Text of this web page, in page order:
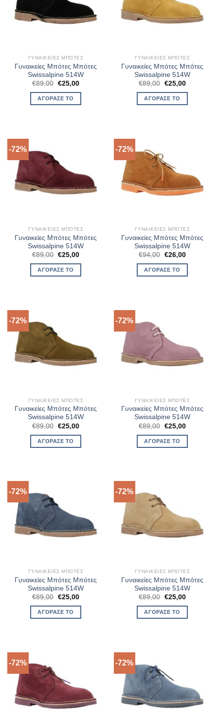
ΓΥΝΑΙΚΕΊΕΣ ΜΠΌΤΕΣ
Γυναικείες Μπότες Μπότες
Swissalpine 514W
€89,00 Original
was:
€89,00.
€25,00Η
ΑΓΌΡΑΣΈ ΤΟ
ΓΥΝΑΙΚΕΊΕΣ ΜΠΌΤΕΣ
Γυναικείες Μπότες Μπότες
Swissalpine 514W
€89,00 Original
was:
€89,00.
€25,00Η
ΑΓΌΡΑΣΈ ΤΟ
-72%
ΓΥΝΑΙΚΕΊΕΣ ΜΠΌΤΕΣ
Γυναικείες Μπότες Μπότες
Swissalpine 514W
€89,00 Original
was:
€89,00.
€25,00Η
ΑΓΌΡΑΣΈ ΤΟ
-72%
ΓΥΝΑΙΚΕΊΕΣ ΜΠΌΤΕΣ
Γυναικείες Μπότες Μπότες
Swissalpine 514W
€94,00 Original
was:
€94,00.
€26,00Η
ΑΓΌΡΑΣΈ ΤΟ
-72%
ΓΥΝΑΙΚΕΊΕΣ ΜΠΌΤΕΣ
Γυναικείες Μπότες Μπότες
Swissalpine 514W
€89,00 Original
price
was:
€89,00.
€25,00Η
τιμή
ΑΓΌΡΑΣΈ ΤΟ
-72%
ΓΥΝΑΙΚΕΊΕΣ ΜΠΌΤΕΣ
Γυναικείες Μπότες Μπότες
Swissalpine 514W
€89,00 Original
price
was:
€89,00.
€25,00Η
τιμή
ΑΓΌΡΑΣΈ ΤΟ
-72%
ΓΥΝΑΙΚΕΊΕΣ ΜΠΌΤΕΣ
Γυναικείες Μπότες Μπότες
Swissalpine 514W
€89,00 Original
was:
€89,00.
€25,00Η
ΑΓΌΡΑΣΈ ΤΟ
-72%
ΓΥΝΑΙΚΕΊΕΣ ΜΠΌΤΕΣ
Γυναικείες Μπότες Μπότες
Swissalpine 514W
€89,00 Original
was:
€89,00.
€25,00Η
ΑΓΌΡΑΣΈ ΤΟ
-72% -72%